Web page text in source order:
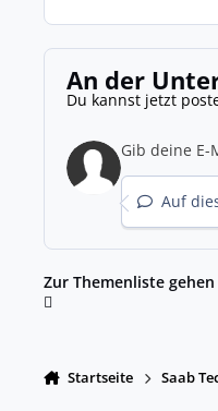
An der
Du kannst jetzt
Auf
Zur Themenliste gehen
Startseite Saab